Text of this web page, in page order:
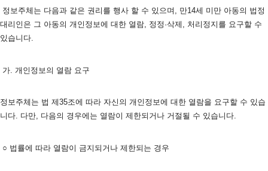
정보주체는 다음과 같은 권리를 행사 할 수 있으며, 만14세 미만 아동의 법정
대리인은 그 아동의 개인정보에 대한 열람, 정정·삭제, 처리정지를 요구할 수
있습니다.
가. 개인정보의 열람 요구
정보주체는 법 제35조에 따라 자신의 개인정보에 대한 열람을 요구할 수 있습
니다. 다만, 다음의 경우에는 열람이 제한되거나 거절될 수 있습니다.
○ 법률에 따라 열람이 금지되거나 제한되는 경우